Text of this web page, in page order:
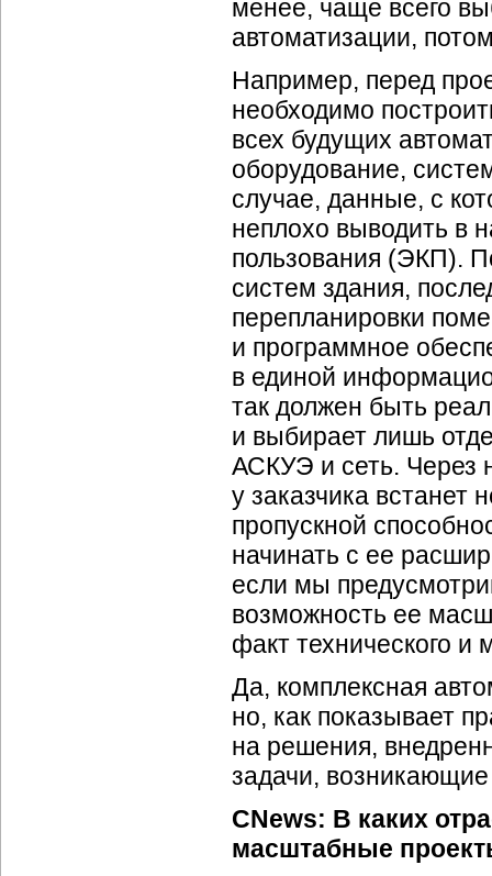
менее, чаще всего
автоматизации,
Например, перед
необходимо
всех будущих
оборудование,
случае, данные, с
неплохо выводить в
пользования (ЭКП).
систем здания,
перепланировки
и программное
в единой
так должен быть
и выбирает лишь
АСКУЭ и сеть. Через
у заказчика
пропускной
начинать с ее
если мы
возможность ее
факт технического и
Да, комплексная
но, как показывает
на решения,
задачи, возникающие
CNews: В каких
масштабные